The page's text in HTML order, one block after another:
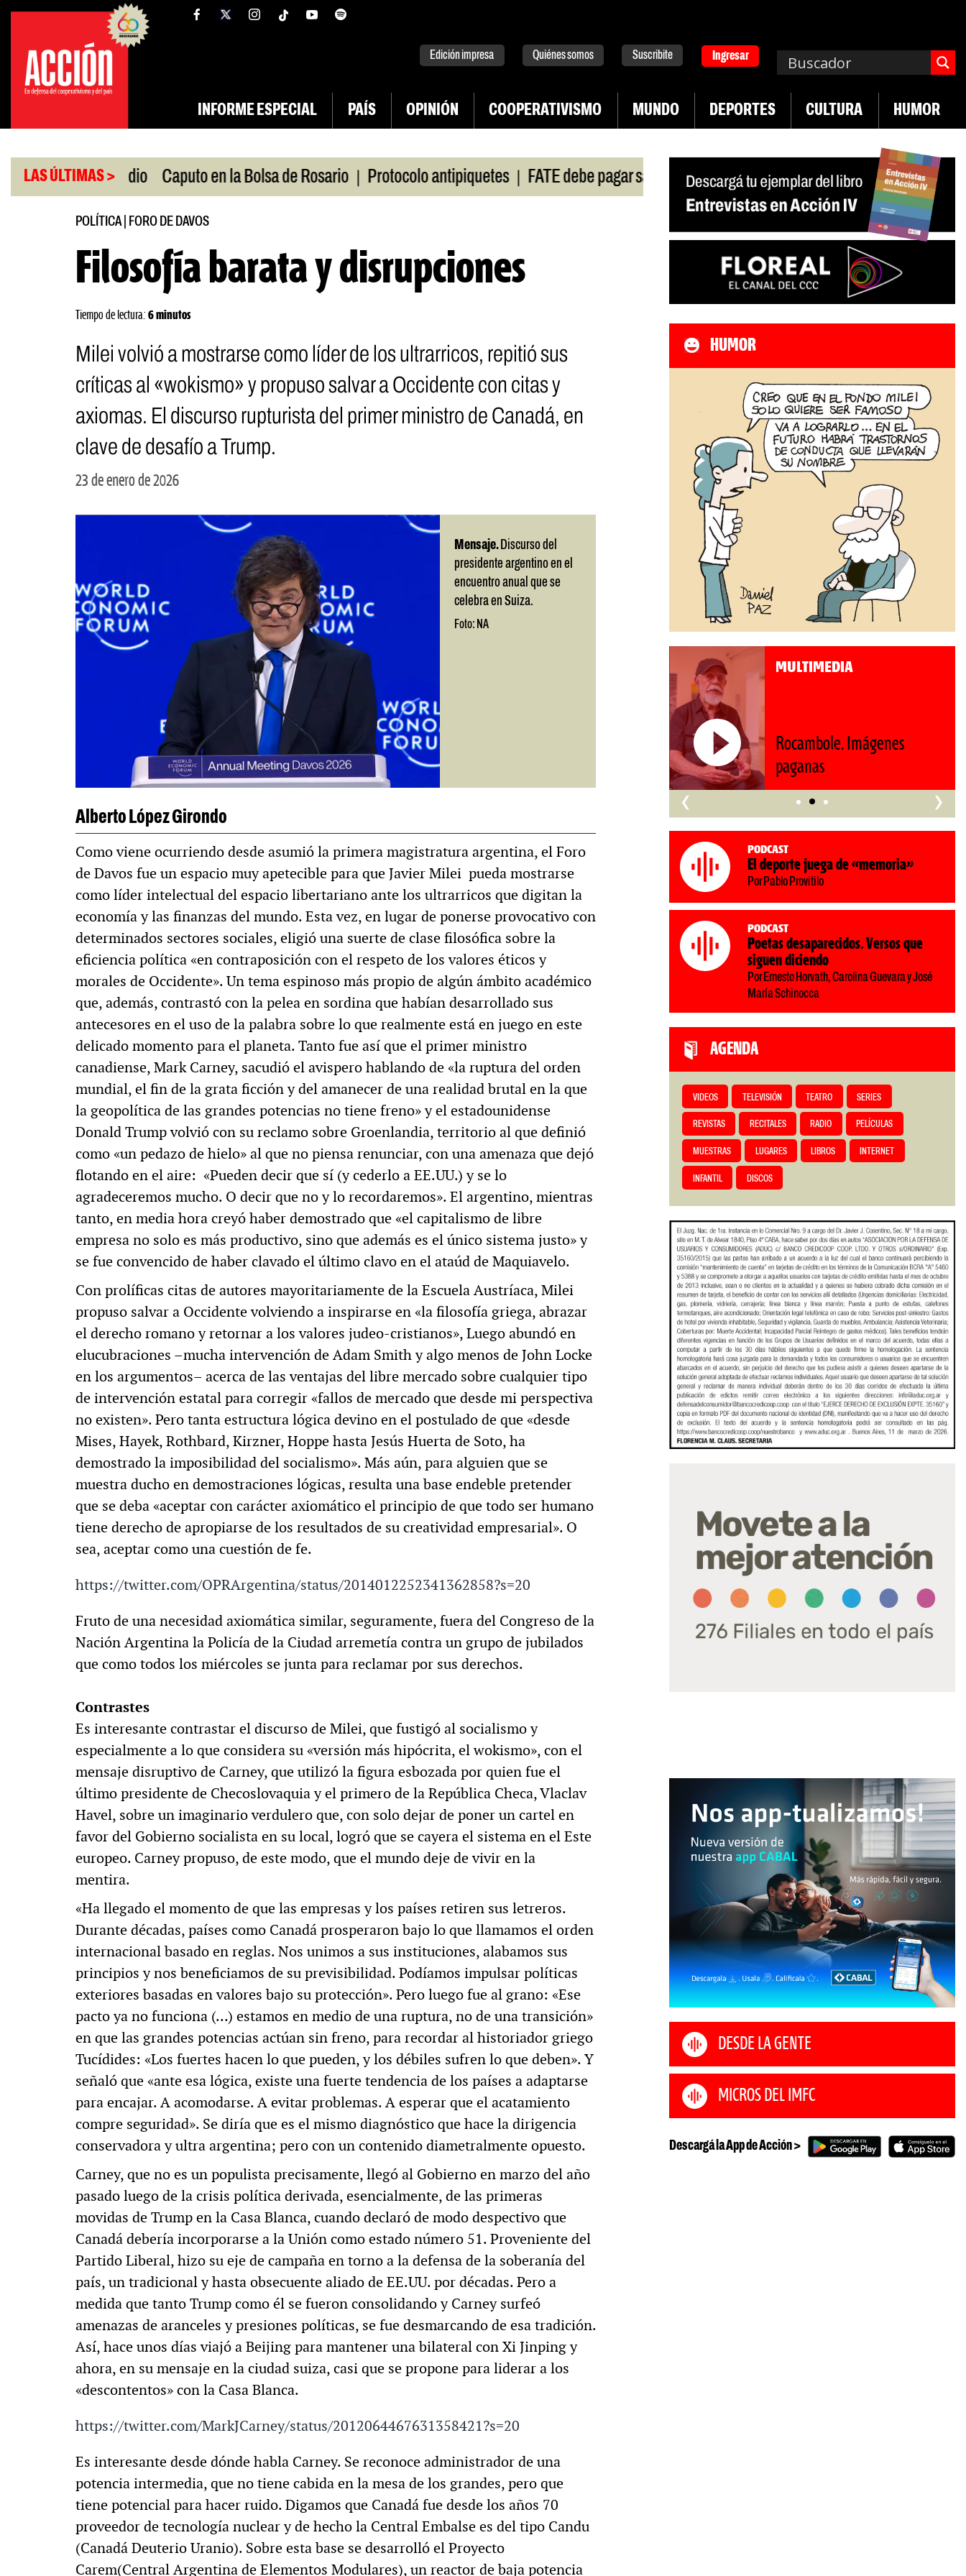
Saltar
contenido
facebooktwitterinstagram
Edición impresa Quiénes somos Suscribite Ingresar
INFORME ESPECIAL PAÍS OPINIÓN COOPERATIVISMO MUNDO DEPORTES CULTURA HUMOR
LAS ÚLTIMAS >
Oriente Medio Caputo en la Bolsa de Rosario | Protocolo antipiquetes | FATE debe pagar salarios Plan de lucha de UTEP | Exportaciones del agro
POLÍTICA| FORO DE DAVOS
Filosofía barata y disrupciones
Tiempo de lectura: 6 minutos
Milei volvió a mostrarse como líder de los ultrarricos, repitió sus
críticas al «wokismo» y propuso salvar a Occidente con citas y
axiomas. El discurso rupturista del primer ministro de Canadá, en
clave de desafío a Trump.
23 de enero de 2026
Mensaje. Discurso del
presidente argentino en el
encuentro anual que se
celebra en Suiza.
Foto: NA
Alberto López Girondo
Como viene ocurriendo desde asumió la primera magistratura argentina, el Foro
de Davos fue un espacio muy apetecible para que Javier Milei pueda mostrarse
como líder intelectual del espacio libertariano ante los ultrarricos que digitan la
economía y las finanzas del mundo. Esta vez, en lugar de ponerse provocativo con
determinados sectores sociales, eligió una suerte de clase filosófica sobre la
eficiencia política «en contraposición con el respeto de los valores éticos y
morales de Occidente». Un tema espinoso más propio de algún ámbito académico
que, además, contrastó con la pelea en sordina que habían desarrollado sus
antecesores en el uso de la palabra sobre lo que realmente está en juego en este
delicado momento para el planeta. Tanto fue así que el primer ministro
canadiense, Mark Carney, sacudió el avispero hablando de «la ruptura del orden
mundial, el fin de la grata ficción y del amanecer de una realidad brutal en la que
la geopolítica de las grandes potencias no tiene freno» y el estadounidense
Donald Trump volvió con su reclamo sobre Groenlandia, territorio al que definió
como «un pedazo de hielo» al que no piensa renunciar, con una amenaza que dejó
flotando en el aire: «Pueden decir que sí (y cederlo a EE.UU.) y se lo
agradeceremos mucho. O decir que no y lo recordaremos». El argentino, mientras
tanto, en media hora creyó haber demostrado que «el capitalismo de libre
empresa no solo es más productivo, sino que además es el único sistema justo» y
se fue convencido de haber clavado el último clavo en el ataúd de Maquiavelo.
Con prolíficas citas de autores mayoritariamente de la Escuela Austríaca, Milei
propuso salvar a Occidente volviendo a inspirarse en «la filosofía griega, abrazar
el derecho romano y retornar a los valores judeo-cristianos», Luego abundó en
elucubraciones –mucha intervención de Adam Smith y algo menos de John Locke
en los argumentos– acerca de las ventajas del libre mercado sobre cualquier tipo
de intervención estatal para corregir «fallos de mercado que desde mi perspectiva
no existen». Pero tanta estructura lógica devino en el postulado de que «desde
Mises, Hayek, Rothbard, Kirzner, Hoppe hasta Jesús Huerta de Soto, ha
demostrado la imposibilidad del socialismo». Más aún, para alguien que se
muestra ducho en demostraciones lógicas, resulta una base endeble pretender
que se deba «aceptar con carácter axiomático el principio de que todo ser humano
tiene derecho de apropiarse de los resultados de su creatividad empresarial». O
sea, aceptar como una cuestión de fe.
https://twitter.com/OPRArgentina/status/2014012252341362858?s=20
Fruto de una necesidad axiomática similar, seguramente, fuera del Congreso de la
Nación Argentina la Policía de la Ciudad arremetía contra un grupo de jubilados
que como todos los miércoles se junta para reclamar por sus derechos.
Contrastes
Es interesante contrastar el discurso de Milei, que fustigó al socialismo y
especialmente a lo que considera su «versión más hipócrita, el wokismo», con el
mensaje disruptivo de Carney, que utilizó la figura esbozada por quien fue el
último presidente de Checoslovaquia y el primero de la República Checa, Vlaclav
Havel, sobre un imaginario verdulero que, con solo dejar de poner un cartel en
favor del Gobierno socialista en su local, logró que se cayera el sistema en el Este
europeo. Carney propuso, de este modo, que el mundo deje de vivir en la
mentira.
«Ha llegado el momento de que las empresas y los países retiren sus letreros.
Durante décadas, países como Canadá prosperaron bajo lo que llamamos el orden
internacional basado en reglas. Nos unimos a sus instituciones, alabamos sus
principios y nos beneficiamos de su previsibilidad. Podíamos impulsar políticas
exteriores basadas en valores bajo su protección». Pero luego fue al grano: «Ese
pacto ya no funciona (…) estamos en medio de una ruptura, no de una transición»
en que las grandes potencias actúan sin freno, para recordar al historiador griego
Tucídides: «Los fuertes hacen lo que pueden, y los débiles sufren lo que deben». Y
señaló que «ante esa lógica, existe una fuerte tendencia de los países a adaptarse
para encajar. A acomodarse. A evitar problemas. A esperar que el acatamiento
compre seguridad». Se diría que es el mismo diagnóstico que hace la dirigencia
conservadora y ultra argentina; pero con un contenido diametralmente opuesto.
Carney, que no es un populista precisamente, llegó al Gobierno en marzo del año
pasado luego de la crisis política derivada, esencialmente, de las primeras
movidas de Trump en la Casa Blanca, cuando declaró de modo despectivo que
Canadá debería incorporarse a la Unión como estado número 51. Proveniente del
Partido Liberal, hizo su eje de campaña en torno a la defensa de la soberanía del
país, un tradicional y hasta obsecuente aliado de EE.UU. por décadas. Pero a
medida que tanto Trump como él se fueron consolidando y Carney surfeó
amenazas de aranceles y presiones políticas, se fue desmarcando de esa tradición.
Así, hace unos días viajó a Beijing para mantener una bilateral con Xi Jinping y
ahora, en su mensaje en la ciudad suiza, casi que se propone para liderar a los
«descontentos» con la Casa Blanca.
https://twitter.com/MarkJCarney/status/2012064467631358421?s=20
Es interesante desde dónde habla Carney. Se reconoce administrador de una
potencia intermedia, que no tiene cabida en la mesa de los grandes, pero que
tiene potencial para hacer ruido. Digamos que Canadá fue desde los años 70
proveedor de tecnología nuclear y de hecho la Central Embalse es del tipo Candu
(Canadá Deuterio Uranio). Sobre esta base se desarrolló el Proyecto
Carem(Central Argentina de Elementos Modulares), un reactor de baja potencia
HUMOR
MULTIMEDIA
60º aniversario de Acción.
Periodismo con historia
MULTIMEDIA
Roberto Pompa. «La reforma
nos retrocede al siglo XIX»
‹ ›
Podcast
El deporte juega de «memoria»
Por Pablo Provitilo
Podcast
Poetas desaparecidos. Versos que
siguen diciendo
Por Ernesto Horvath, Carolina Guevara y José
María Schinocca
AGENDA
VIDEOS TELEVISIÓN TEATRO SERIES
REVISTAS RECITALES RADIO PELÍCULAS
MUESTRAS LUGARES LIBROS INTERNET
INFANTIL DISCOS
DESDE LA GENTE
MICROS DEL IMFC
Descargá la App de Acción >